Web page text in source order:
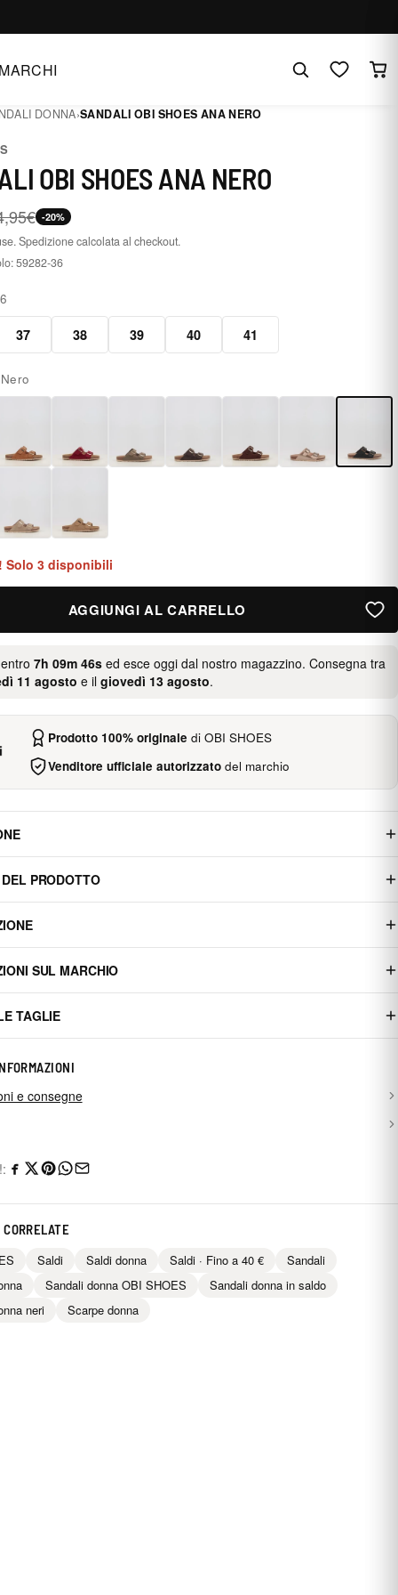
MARCHI
DONNA›SANDALI OBI SHOES ANA NERO
OBI SHOES ANA NERO
-20%
Spedizione calcolata al checkout.
59282-36
37 38 39 40 41
Nero
Solo 3 disponibili
AGGIUNGI AL CARRELLO
7h 09m 46s ed esce oggi dal nostro magazzino. Consegna tra
11 agosto e ilgiovedì 13 agosto.
Prodotto 100% originale di OBI SHOES
Venditore ufficiale autorizzato del marchio
PRODOTTO
SUL MARCHIO
TAGLIE
e consegne
Saldi Saldi donna Saldi · Fino a 40 €
Sandali
Sandali donna OBI SHOES
Sandali donna in saldo
neri
Scarpe donna